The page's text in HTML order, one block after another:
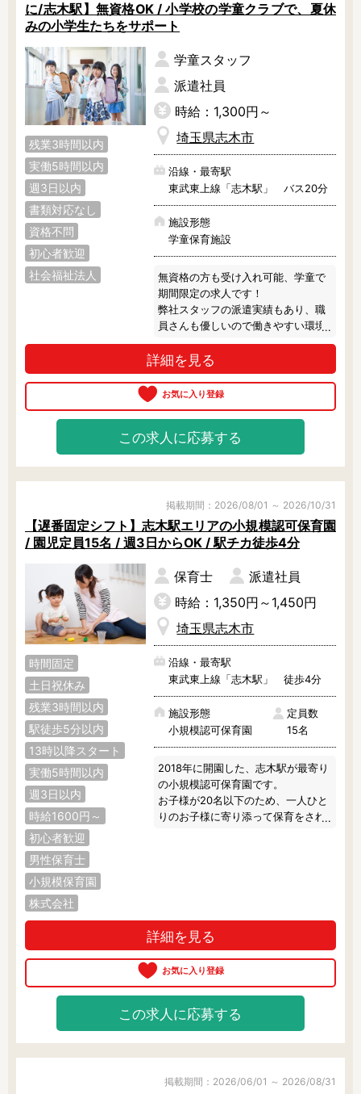
に/志木駅】無資格OK / 小学校の学童クラブで、夏休
みの小学生たちをサポート
残業3時間以内
実働5時間以内
週3日以内
書類対応なし
資格不問
初心者歓迎
社会福祉法人
学童スタッフ
派遣社員
時給：1,300円～
埼玉県志木市
沿線・最寄駅
東武東上線「志木駅」 バス20分
施設形態
学童保育施設
無資格の方も受け入れ可能、学童で
期間限定の求人です！
弊社スタッフの派遣実績もあり、職
員さんも優しいので働きやすい環境
です♪
勤務期間や勤務条件など柔軟に相談
可能のため、お気軽にご相談下さ
い！
詳細を見る
この求人に応募する
掲載期間：2026/08/01 ～ 2026/10/31
【遅番固定シフト】志木駅エリアの小規模認可保育園
/ 園児定員15名 / 週3日からOK / 駅チカ徒歩4分
時間固定
土日祝休み
残業3時間以内
駅徒歩5分以内
13時以降スタート
実働5時間以内
週3日以内
時給1600円～
初心者歓迎
男性保育士
小規模保育園
株式会社
保育士
派遣社員
時給：1,350円～1,450円
埼玉県志木市
沿線・最寄駅
東武東上線「志木駅」 徒歩4分
施設形態
小規模認可保育園
定員数
15名
2018年に開園した、志木駅が最寄り
の小規模認可保育園です。
お子様が20名以下のため、一人ひと
りのお子様に寄り添って保育をされ
詳細を見る
この求人に応募する
掲載期間：2026/06/01 ～ 2026/08/31